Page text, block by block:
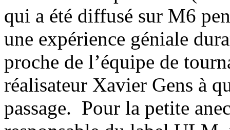
qui a été diffusé sur M6
une expérience géniale
proche de l’équipe de
réalisateur Xavier Gens à
passage. Pour la petite